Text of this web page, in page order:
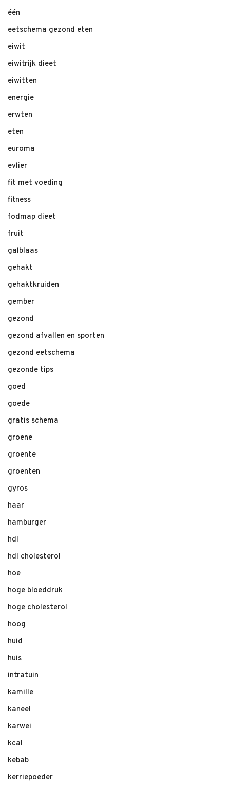
één
eetschema gezond eten
eiwit
eiwitrijk dieet
eiwitten
energie
erwten
eten
euroma
evlier
fit met voeding
fitness
fodmap dieet
fruit
galblaas
gehakt
gehaktkruiden
gember
gezond
gezond afvallen en sporten
gezond eetschema
gezonde tips
goed
goede
gratis schema
groene
groente
groenten
gyros
haar
hamburger
hdl
hdl cholesterol
hoe
hoge bloeddruk
hoge cholesterol
hoog
huid
huis
intratuin
kamille
kaneel
karwei
kcal
kebab
kerriepoeder